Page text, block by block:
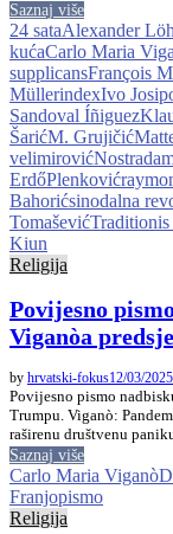
Saznaj više
24 sataAlexander
kućaCarlo Maria
supplicansFrançois
MüllerindexIvo
Sandoval Íñiguez
ŠarićM. Grujičić
velimirović
ErdőPlenković
Bahorićsinodalna
TomaševićTraditionis
Kiun
Religija
Povijesno
Viganòa
by hrvatski-fokus12/03/2025
Povijesno pismo
Trumpu. Viganò:
raširenu društvenu
Saznaj više
Carlo Maria Viganò
Franjopismo
Religija